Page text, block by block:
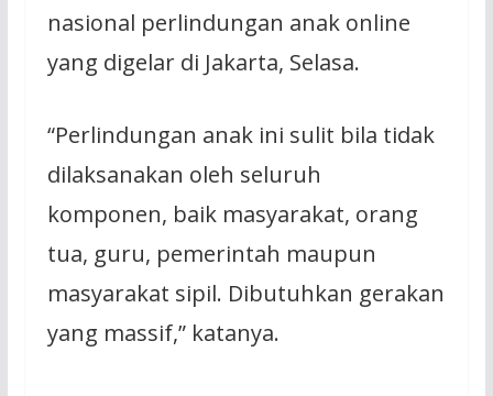
nasional perlindungan anak online
yang digelar di Jakarta, Selasa.
“Perlindungan anak ini sulit bila tidak
dilaksanakan oleh seluruh
komponen, baik masyarakat, orang
tua, guru, pemerintah maupun
masyarakat sipil. Dibutuhkan gerakan
yang massif,” katanya.